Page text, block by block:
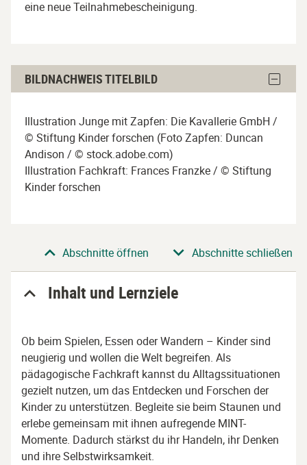
eine neue Teilnahmebescheinigung.
Bildnachweis
Titelbild
Block
BILDNACHWEIS TITELBILD
Illustration Junge mit Zapfen: Die Kavallerie GmbH /
© Stiftung Kinder forschen (Foto Zapfen: Duncan
Andison / © stock.adobe.com)
Illustration Fachkraft: Frances Franzke / © Stiftung
Kinder forschen
AbschnittAbschnitte öffnen Abschnitte schließen
Inhalt und Lernziele
Ob beim Spielen, Essen oder Wandern – Kinder sind
neugierig und wollen die Welt begreifen. Als
pädagogische Fachkraft kannst du Alltagssituationen
gezielt nutzen, um das Entdecken und Forschen der
Kinder zu unterstützen. Begleite sie beim Staunen und
erlebe gemeinsam mit ihnen aufregende MINT-
Momente. Dadurch stärkst du ihr Handeln, ihr Denken
und ihre Selbstwirksamkeit.